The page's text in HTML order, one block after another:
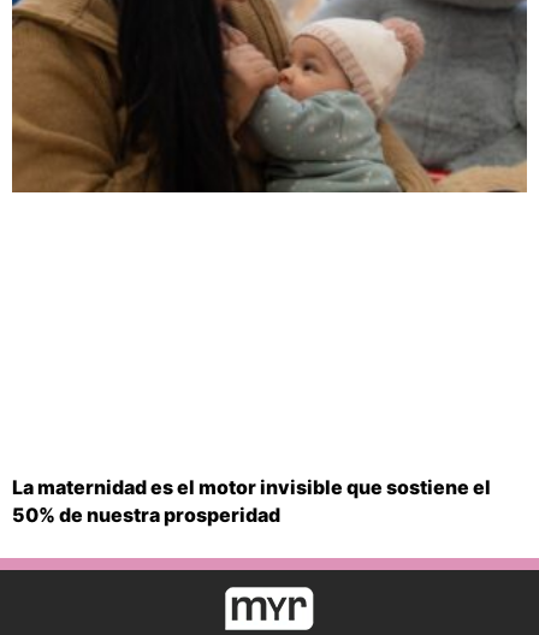
La maternidad es el motor invisible que sostiene el
50% de nuestra prosperidad